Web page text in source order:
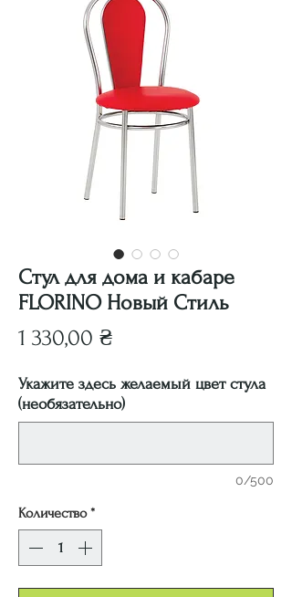
Стул для дома и кабаре
FLORINO Новый Стиль
1 330,00 ₴Цена
Укажите здесь желаемый цвет стула
(необязательно)
0/500
Количество *